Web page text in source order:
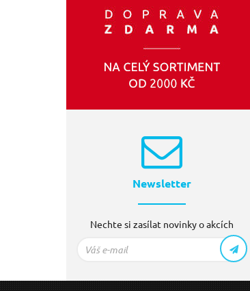
Newsletter
Nechte si zasílat novinky o akcích